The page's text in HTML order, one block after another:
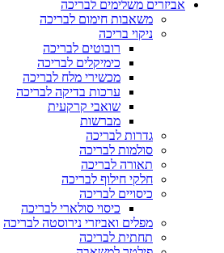
אביזרים משלימים לבריכה
משאבות חימום לבריכה
ניקוי בריכה
רובוטים לבריכה
כימיקלים לבריכה
מכשירי מלח לבריכה
ערכות בדיקה לבריכה
שואבי קרקעית
מברשות
גדרות לבריכה
סולמות לבריכה
תאורה לבריכה
חלקי חילוף לבריכה
כיסויים לבריכה
כיסוי סולארי לבריכה
מפלים ואביזרי נירוסטה לבריכה
תחתית לבריכה